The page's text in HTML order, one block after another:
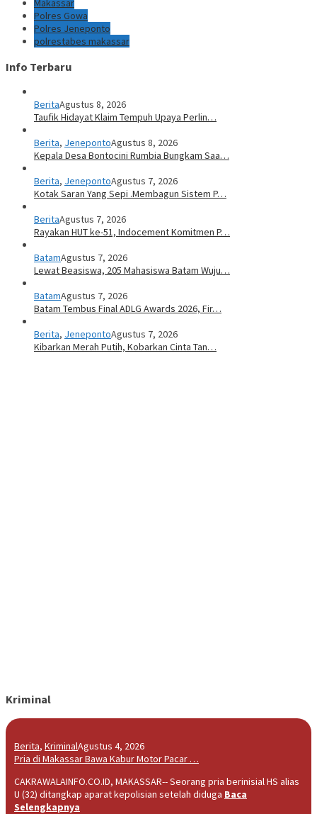
Makassar
Polres Gowa
Polres Jeneponto
polrestabes makassar
Info Terbaru
BeritaAgustus 8, 2026
Taufik Hidayat Klaim Tempuh Upaya Perlin…
Berita, JenepontoAgustus 8, 2026
Kepala Desa Bontocini Rumbia Bungkam Saa…
Berita, JenepontoAgustus 7, 2026
Kotak Saran Yang Sepi .Membagun Sistem P…
BeritaAgustus 7, 2026
Rayakan HUT ke-51, Indocement Komitmen P…
BatamAgustus 7, 2026
Lewat Beasiswa, 205 Mahasiswa Batam Wuju…
BatamAgustus 7, 2026
Batam Tembus Final ADLG Awards 2026, Fir…
Berita, JenepontoAgustus 7, 2026
Kibarkan Merah Putih, Kobarkan Cinta Tan…
Kriminal
Berita, KriminalAgustus 4, 2026
Pria di Makassar Bawa Kabur Motor Pacar …
CAKRAWALAINFO.CO.ID, MAKASSAR-- Seorang pria berinisial HS alias
U (32) ditangkap aparat kepolisian setelah diduga Baca
Selengkapnya